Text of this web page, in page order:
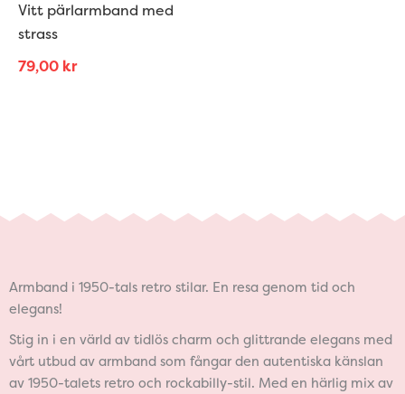
Vitt pärlarmband med
strass
79,00 kr
Armband i 1950-tals retro stilar. En resa genom tid och
elegans!
Stig in i en värld av tidlös charm och glittrande elegans med
vårt utbud av armband som fångar den autentiska känslan
av 1950-talets retro och rockabilly-stil. Med en härlig mix av